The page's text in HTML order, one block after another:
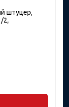
штуцер,
2,